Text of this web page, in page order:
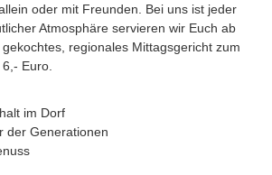
oder mit Freunden. Bei uns ist jeder
Atmosphäre servieren wir Euch ab
regionales Mittagsgericht zum
Euro.
im Dorf
der Generationen